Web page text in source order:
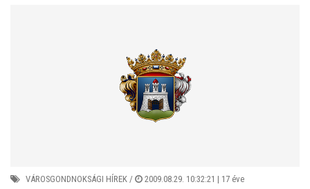
VÁROSGONDNOKSÁGI HÍREK / 2009.08.29. 10:32:21 | 17 éve